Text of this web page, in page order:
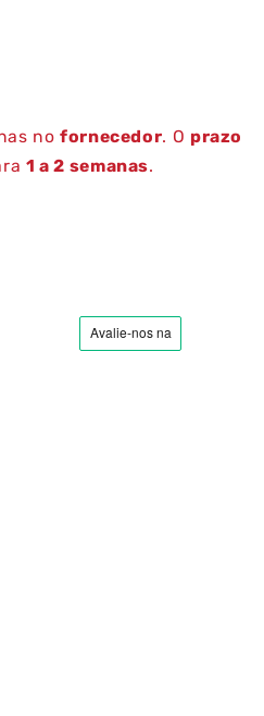
nofornecedor. O prazo
1 a 2 semanas.